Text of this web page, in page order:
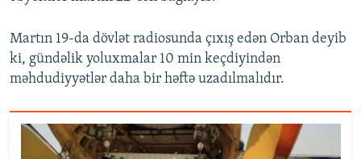
Martın 19-da dövlət radiosunda çıxış edən Orban deyib
ki, gündəlik yoluxmalar 10 min keçdiyindən
məhdudiyyətlər daha bir həftə uzadılmalıdır.